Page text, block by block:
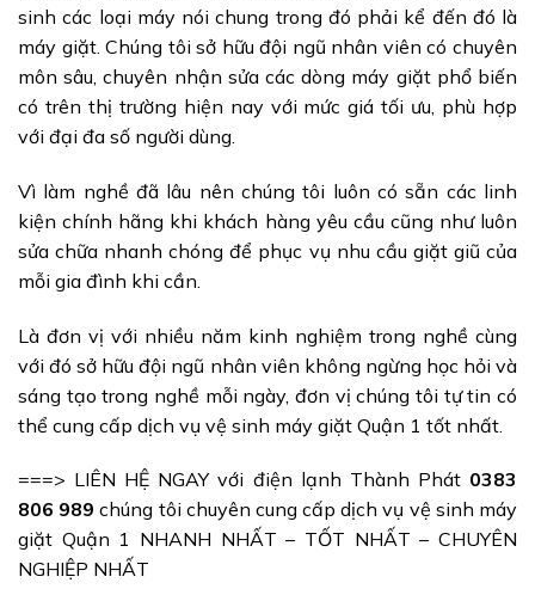
sinh các loại máy nói chung trong đó phải kể đến đó là
máy giặt. Chúng tôi sở hữu đội ngũ nhân viên có chuyên
môn sâu, chuyên nhận sửa các dòng máy giặt phổ biến
có trên thị trường hiện nay với mức giá tối ưu, phù hợp
với đại đa số người dùng.
Vì làm nghề đã lâu nên chúng tôi luôn có sẵn các linh
kiện chính hãng khi khách hàng yêu cầu cũng như luôn
sửa chữa nhanh chóng để phục vụ nhu cầu giặt giũ của
mỗi gia đình khi cần.
Là đơn vị với nhiều năm kinh nghiệm trong nghề cùng
với đó sở hữu đội ngũ nhân viên không ngừng học hỏi và
sáng tạo trong nghề mỗi ngày, đơn vị chúng tôi tự tin có
thể cung cấp dịch vụ vệ sinh máy giặt Quận 1 tốt nhất.
===> LIÊN HỆ NGAY với điện lạnh Thành Phát 0383
806 989 chúng tôi chuyên cung cấp dịch vụ vệ sinh máy
giặt Quận 1 NHANH NHẤT – TỐT NHẤT – CHUYÊN
NGHIỆP NHẤT